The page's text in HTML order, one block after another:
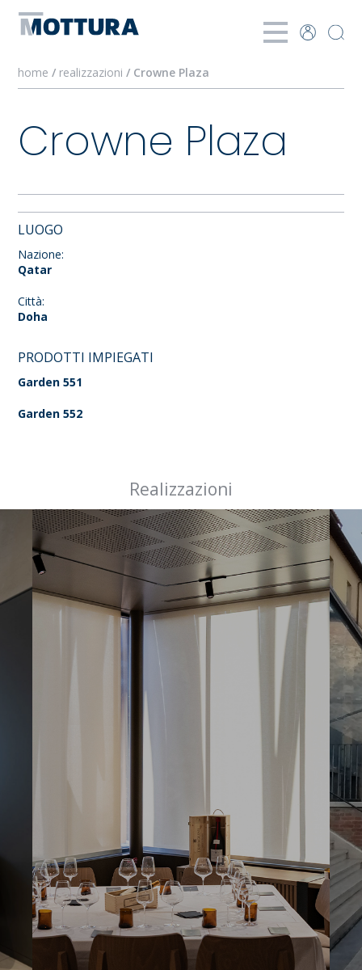
home / realizzazioni / Crowne Plaza
Crowne Plaza
LUOGO
Nazione:
Qatar
Città:
Doha
PRODOTTI IMPIEGATI
Garden 551
Garden 552
Realizzazioni